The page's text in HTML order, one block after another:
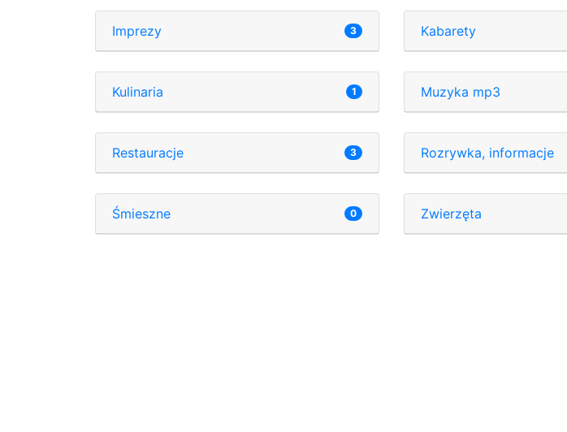
Imprezy 3 Kabarety
Kulinaria 1 Muzyka mp3
Restauracje 3 Rozrywka, informacje
Śmieszne 0 Zwierzęta